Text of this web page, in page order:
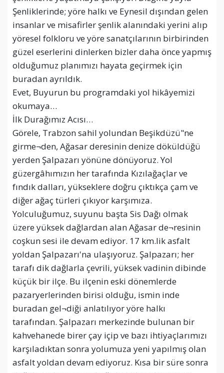
Şenliklerinde; yöre halkı ve Eynesil dışından gelen
insanlar ve misafirler şenlik alanındaki yerini alıp
yöresel folkloru ve yöre sanatçılarının birbirinden
güzel eserlerini dinlerken bizler daha önce yapmış
olduğumuz planımızı hayata geçirmek için
buradan ayrıldık.
Evet, Buyurun bu programdaki yol hikâyemizi
okumaya…
İlk Durağımız Acısı…
Görele, Trabzon sahil yolundan Beşikdüzü"ne
girme¬den, Ağasar deresinin denize döküldüğü
yerden Şalpazarı yönüne dönüyoruz. Yol
güzergâhımızın her tarafında Kızılağaçlar ve
fındık dalları, yükseklere doğru çıktıkça çam ve
diğer ağaç türleri çıkıyor karşımıza.
Yolculuğumuz, suyunu başta Sis Dağı olmak
üzere yüksek dağlardan alan Ağasar de¬resinin
coşkun sesi ile devam ediyor. 17 km.lik asfalt
yoldan Şalpazarı'na ulaşıyoruz. Şalpazarı; her
tarafı dik dağlarla çevrili, yüksek vadinin dibinde
küçük bir ilçe. Bu ilçenin eski dönemlerde
pazaryerlerinden birisi olduğu, ismin inde
buradan gel¬diği anlatılıyor yöre halkı
tarafından. Şalpazarı merkezinde bulunan bir
kahvehanede birer çay içip ve bazı ihtiyaçlarımızı
karşıladıktan sonra yolumuza yeni yapılmış olan
asfalt yoldan devam ediyoruz. Kısa bir süre sonra